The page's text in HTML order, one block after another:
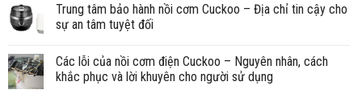
Trung tâm bảo hành nồi cơm Cuckoo – Địa chỉ tin cậy cho
sự an tâm tuyệt đối
Các lỗi của nồi cơm điện Cuckoo – Nguyên nhân, cách
khắc phục và lời khuyên cho người sử dụng